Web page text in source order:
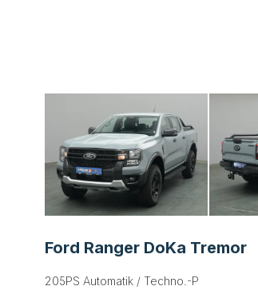
Ford Ranger DoKa Tremor
205PS Automatik / Techno.-P